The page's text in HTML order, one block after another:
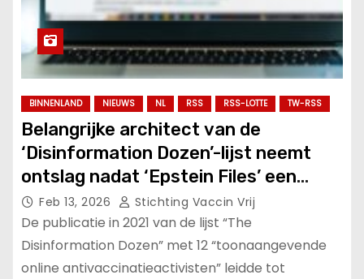
BINNENLAND NIEUWS NL RSS RSS-LOTTE TW-RSS
Belangrijke architect van de
‘Disinformation Dozen’-lijst neemt
ontslag nadat ‘Epstein Files’ een
ingewikkeld web van censuur
onthullen.
Feb 13, 2026 Stichting Vaccin Vrij
De publicatie in 2021 van de lijst “The
Disinformation Dozen” met 12 “toonaangevende
online antivaccinatieactivisten” leidde tot